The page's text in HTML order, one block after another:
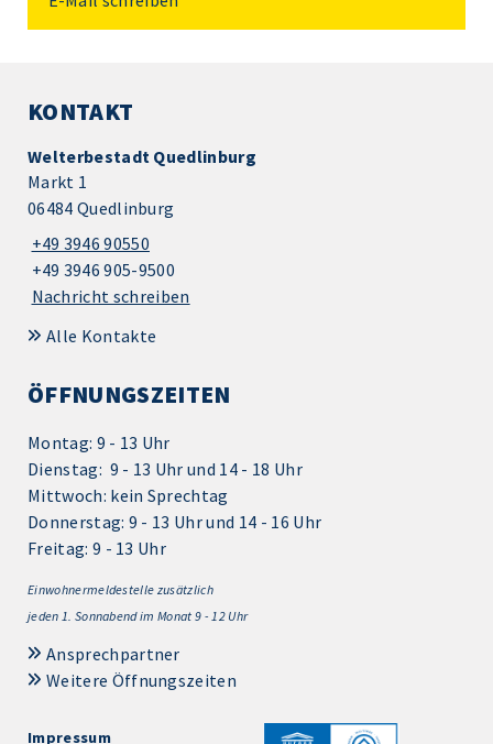
KONTAKT
Welterbestadt Quedlinburg
Markt 1
06484 Quedlinburg
+49 3946 90550
+49 3946 905-9500
Nachricht schreiben
Alle Kontakte
ÖFFNUNGSZEITEN
Montag: 9 - 13 Uhr
Dienstag: 9 - 13 Uhr und 14 - 18 Uhr
Mittwoch: kein Sprechtag
Donnerstag: 9 - 13 Uhr und 14 - 16 Uhr
Freitag: 9 - 13 Uhr
Einwohnermeldestelle zusätzlich
jeden 1. Sonnabend im Monat 9 - 12 Uhr
Ansprechpartner
Weitere Öffnungszeiten
Impressum